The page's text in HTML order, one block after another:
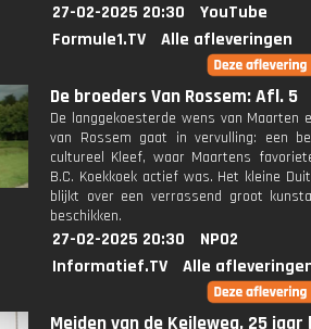
27-02-2025 20:30
YouTube
Formule1.TV
Alle afleveringen
De broeders Van Rossem: Afl. 5
De langgekoesterde wens van Maarten
van Rossem gaat in vervulling: een
cultureel Kleef, waar Maartens
B.C. Koekkoek actief was. Het kleine
blijkt over een verrassend groot
beschikken.
27-02-2025 20:30
NPO2
Informatief.TV
Alle
Meiden van de Keileweg, 25